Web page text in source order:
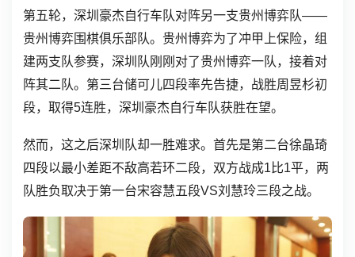
第五轮，深圳豪杰自行车队对阵另一支贵州博弈队——
贵州博弈围棋俱乐部队。贵州博弈为了冲甲上保险，组
建两支队参赛，深圳队刚刚对了贵州博弈一队，接着对
阵其二队。第三台储可儿四段率先告捷，战胜周昱杉初
段，取得5连胜，深圳豪杰自行车队获胜在望。
然而，这之后深圳队却一胜难求。首先是第二台徐晶琦
四段以最小差距不敌高若环二段，双方战成1比1平，两
队胜负取决于第一台宋容慧五段VS刘慧玲三段之战。